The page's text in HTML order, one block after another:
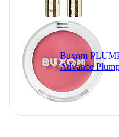
Buxom
Advance